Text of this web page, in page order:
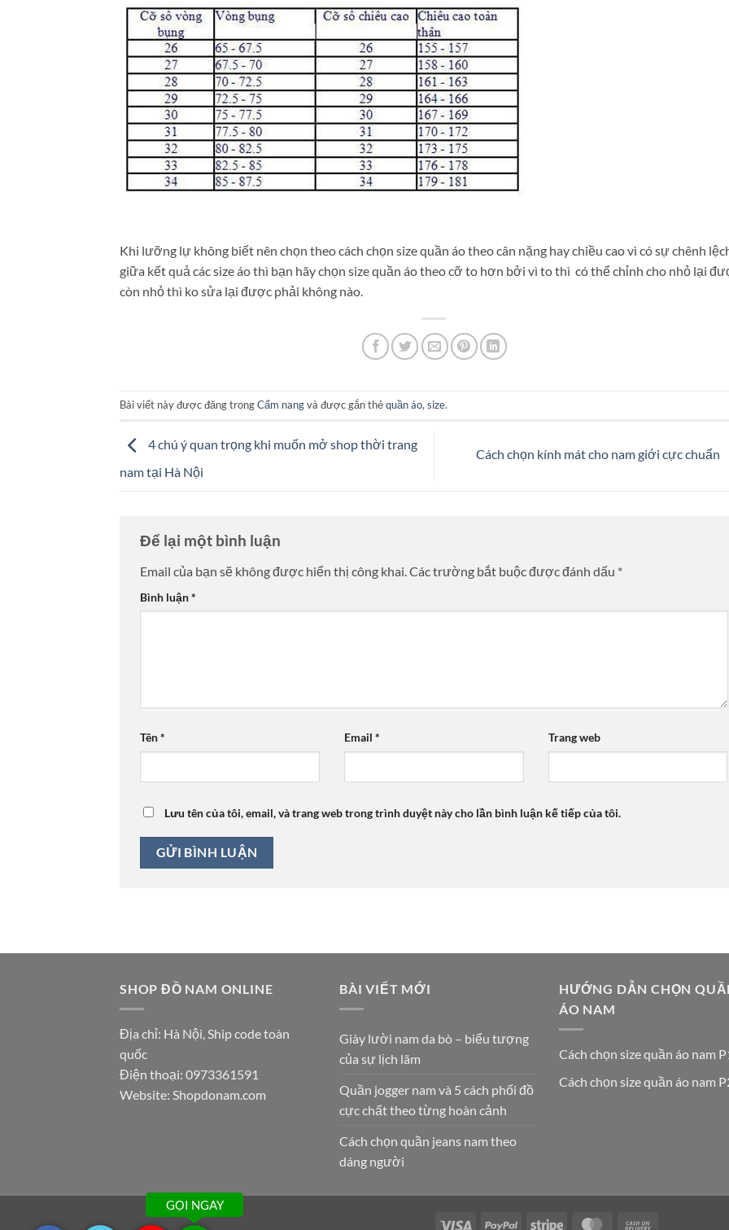
Khi lưỡng lự không biết nên chọn theo cách chọn size quần áo theo cân nặng hay chiều cao vì có sự chênh
giữa kết quả các size áo thì bạn hãy chọn size quần áo theo cỡ to hơn bởi vì to thì có thể chỉnh cho nhỏ lại
còn nhỏ thì ko sửa lại được phải không nào.
Bài viết này được đăng trongCẩm nangvà được gắn thẻquần áo, size.
4 chú ý quan trọng khi muốn mở shop thời trang
nam tại Hà Nội
Cách chọn kính mát cho nam giới cực chuẩn
Để lại một bình luận
Email của bạn sẽ không được hiển thị công khai. Các trường bắt buộc được đánh dấu *
Bình luận*
Tên* Email * Trang web
Lưu tên của tôi, email, và trang web trong trình duyệt này cho lần bình luận kế tiếp của tôi.
SHOP ĐỒ NAM ONLINE
Địa chỉ: Hà Nội, Ship code toàn
quốc
Điện thoại: 0973361591
Website: Shopdonam.com
BÀI VIẾT MỚI
Giày lười nam da bò – biểu tượng
của sự lịch lãm
Quần jogger nam và 5 cách phối đồ
cực chất theo từng hoàn cảnh
Cách chọn quần jeans nam theo
dáng người
HƯỚNG DẪN CHỌN
ÁO NAM
Cách chọn size quần áo nam
Cách chọn size quần áo nam
Visa PayPal Stripe MasterCard
GỌI NGAY